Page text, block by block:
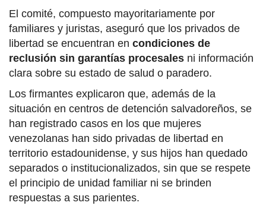
El comité, compuesto mayoritariamente por
familiares y juristas, aseguró que los privados de
libertad se encuentran en condiciones de
reclusión sin garantías procesales ni información
clara sobre su estado de salud o paradero.
Los firmantes explicaron que, además de la
situación en centros de detención salvadoreños, se
han registrado casos en los que mujeres
venezolanas han sido privadas de libertad en
territorio estadounidense, y sus hijos han quedado
separados o institucionalizados, sin que se respete
el principio de unidad familiar ni se brinden
respuestas a sus parientes.